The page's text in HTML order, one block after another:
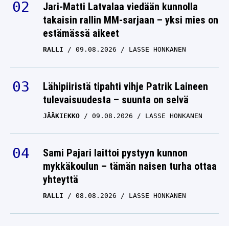
Jari-Matti Latvalaa viedään kunnolla
takaisin rallin MM-sarjaan – yksi mies on
estämässä aikeet
RALLI 09.08.2026 LASSE HONKANEN
Lähipiiristä tipahti vihje Patrik Laineen
tulevaisuudesta – suunta on selvä
JÄÄKIEKKO 09.08.2026 LASSE HONKANEN
Sami Pajari laittoi pystyyn kunnon
mykkäkoulun – tämän naisen turha ottaa
yhteyttä
RALLI 08.08.2026 LASSE HONKANEN